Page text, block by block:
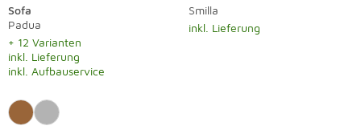
Sofa
Padua
+ 12 Varianten
inkl. Lieferung
inkl. Aufbauservice
Smilla
inkl. Lieferung